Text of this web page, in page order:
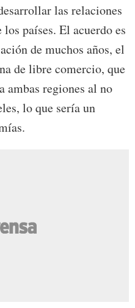
las relaciones
países. El acuerdo es
de muchos años, el
de libre comercio, que
ambas regiones al no
lo que sería un